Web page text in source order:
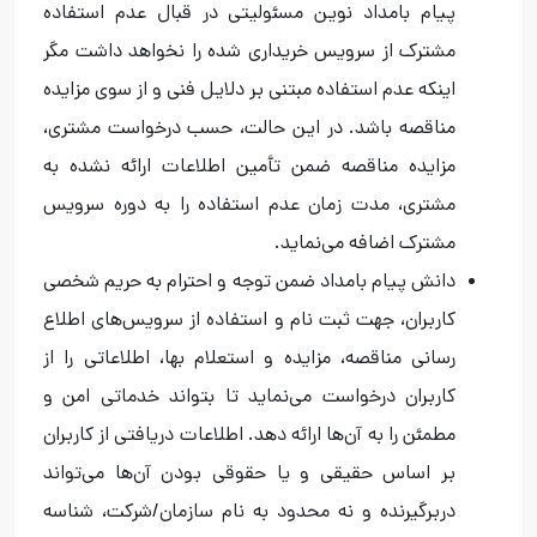
پیام بامداد نوین مسئولیتی در قبال عدم استفاده
مشترک از سرویس خریداری شده را نخواهد داشت مگر
اینکه عدم استفاده مبتنی بر دلایل فنی و از سوی مزایده
مناقصه باشد. در این حالت، حسب درخواست مشتری،
مزایده مناقصه ضمن تأمین اطلاعات ارائه نشده به
مشتری، مدت زمان عدم استفاده را به دوره سرویس
مشترک اضافه می‌نماید.
دانش پیام بامداد ضمن توجه و احترام به حریم شخصی
کاربران، جهت ثبت نام و استفاده از سرویس‌های اطلاع
رسانی مناقصه، مزایده و استعلام بها، اطلاعاتی را از
کاربران درخواست می‌نماید تا بتواند خدماتی امن و
مطمئن را به آن‌ها ارائه دهد. اطلاعات دریافتی از کاربران
بر اساس حقیقی و یا حقوقی بودن آن‌ها می‌تواند
دربرگیرنده و نه محدود به نام سازمان/شرکت، شناسه